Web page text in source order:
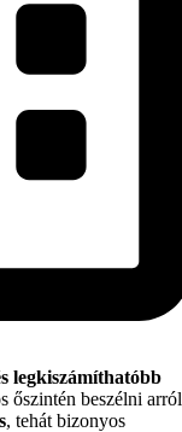
legkiszámíthatóbb
őszintén beszélni arról
, tehát bizonyos